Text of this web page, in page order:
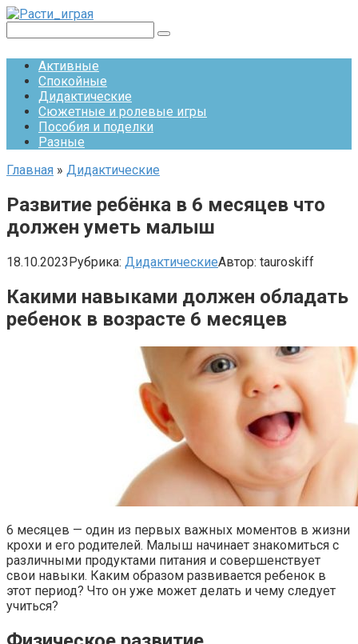
Перейти
контенту
Активные
Спокойные
Дидактические
Сюжетные и ролевые игры
Пособия и поделки
Разные
Главная » Дидактические
Развитие ребёнка в 6 месяцев что
должен уметь малыш
18.10.2023Рубрика: ДидактическиеАвтор: tauroskiff
Какими навыками должен обладать
ребенок в возрасте 6 месяцев
6 месяцев — один из первых важных моментов в жизни
крохи и его родителей. Малыш начинает знакомиться с
различными продуктами питания и совершенствует
свои навыки. Каким образом развивается ребенок в
этот период? Что он уже может делать и чему следует
учиться?